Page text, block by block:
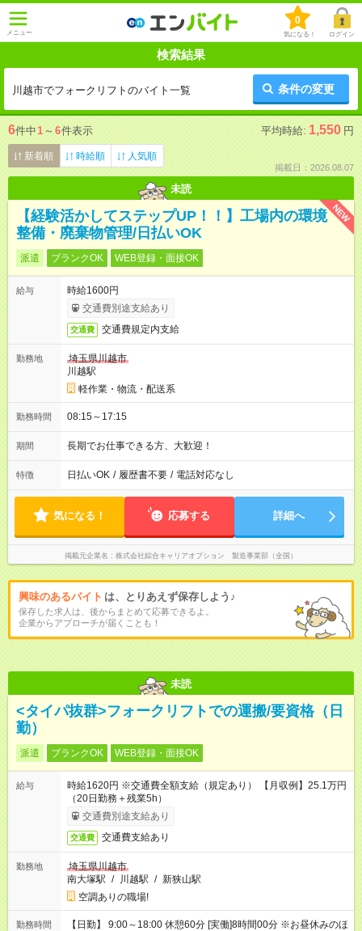
メニュー
0
気になる！ ログイン
検索結果
川越市でフォークリフトのバイト一覧 条件の変更
6件中1 ～ 6件表示 平均時給: 1,550 円
新着順 時給順 人気順
掲載日：2026.08.07
未読
NEW
【経験活かしてステップUP！！】工場内の環境
整備・廃棄物管理/日払いOK
派遣 ブランクOK WEB登録・面接OK
給与
時給1600円
交通費別途支給あり
交通費 交通費規定内支給
勤務地
埼玉県川越市
川越駅
軽作業・物流・配送系
勤務時間 08:15～17:15
期間 長期でお仕事できる方、大歓迎！
特徴 日払いOK / 履歴書不要 / 電話対応なし
気になる！ 応募する 詳細へ
掲載元企業名 株式会社綜合キャリアオプション 製造事業部（全国）
興味のあるバイト は、とりあえず保存しよう♪
保存した求人は、後からまとめて応募できるよ。
企業からアプローチが届くことも！
未読
<タイパ抜群>フォークリフトでの運搬/要資格（日
勤）
派遣 ブランクOK WEB登録・面接OK
給与
時給1620円 ※交通費全額支給（規定あり） 【月収例】25.1万円
（20日勤務＋残業5h）
交通費別途支給あり
交通費 交通費支給あり
勤務地
埼玉県川越市
南大塚駅 / 川越駅 / 新狭山駅
空調ありの職場!
勤務時間
【日勤】 9:00～18:00 休憩60分 [実働]8時間00分 ※お昼休みのほ